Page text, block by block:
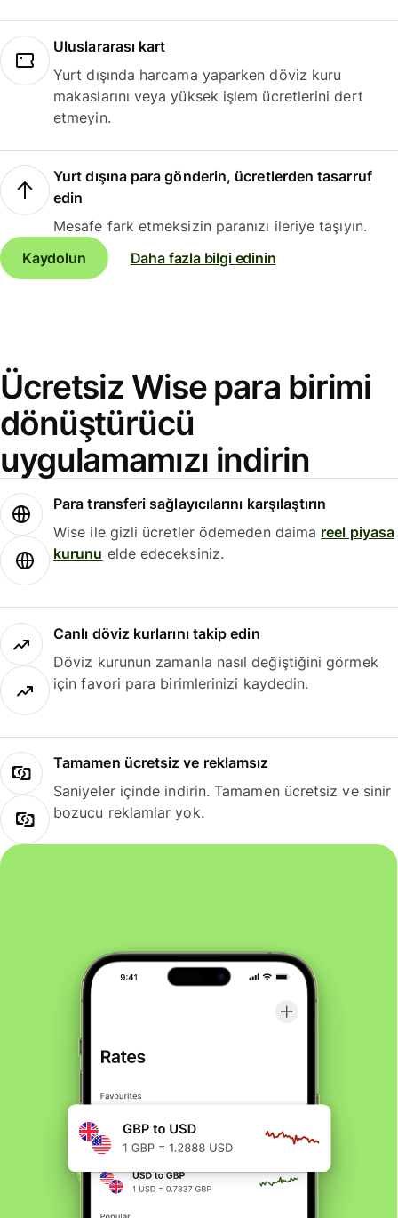
Uluslararası kart
Yurt dışında harcama yaparken döviz kuru
makaslarını veya yüksek işlem ücretlerini dert
etmeyin.
Yurt dışına para gönderin, ücretlerden tasarruf
edin
Mesafe fark etmeksizin paranızı ileriye taşıyın.
Kaydolun
Daha fazla bilgi edinin
Ücretsiz Wise para birimi
dönüştürücü
uygulamamızı indirin
Para transferi sağlayıcılarını karşılaştırın
Wise ile gizli ücretler ödemeden daima reel piyasa
kurunu elde edeceksiniz.
Canlı döviz kurlarını takip edin
Döviz kurunun zamanla nasıl değiştiğini görmek
için favori para birimlerinizi kaydedin.
Tamamen ücretsiz ve reklamsız
Saniyeler içinde indirin. Tamamen ücretsiz ve sinir
bozucu reklamlar yok.